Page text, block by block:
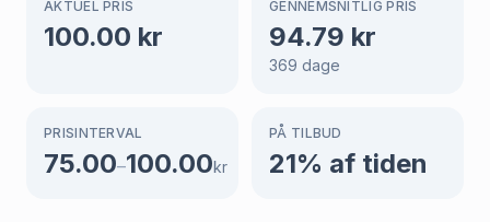
AKTUEL PRIS
100.00 kr
GENNEMSNITLIG PRIS
94.79 kr
369 dage
PRISINTERVAL
75.00–100.00kr
PÅ TILBUD
21% af tiden